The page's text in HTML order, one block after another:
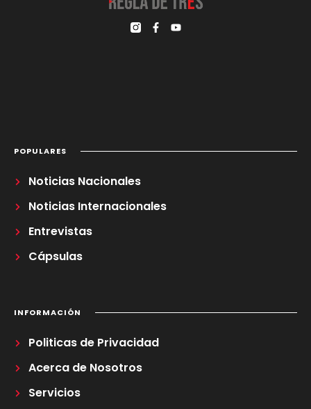
POPULARES
Noticias Nacionales
Noticias Internacionales
Entrevistas
Cápsulas
INFORMACIÓN
Politicas de Privacidad
Acerca de Nosotros
Servicios